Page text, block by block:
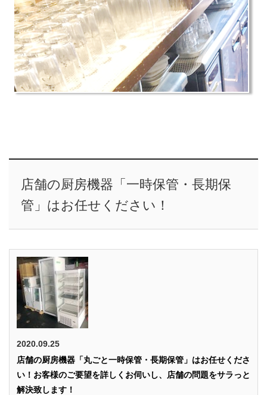
店舗の厨房機器「一時保管・長期保
管」はお任せください！
2020.09.25
店舗の厨房機器「丸ごと一時保管・長期保管」はお任せくださ
い！お客様のご要望を詳しくお伺いし、店舗の問題をサラっと
解決致します！